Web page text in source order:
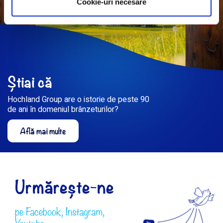
Știai că
Hochland Group are o istorie de peste 90
de ani în domeniul brânzeturilor?
Află mai multe
Urmărește-ne
peFacebook,Instagram,